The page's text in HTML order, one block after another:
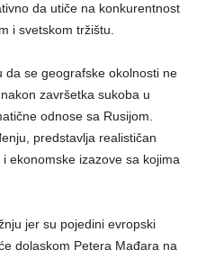
da utiče na konkurentnost
i svetskom tržištu.
da se geografske okolnosti ne
završetka sukoba u
odnose sa Rusijom.
predstavlja realističan
ekonomske izazove sa kojima
jer su pojedini evropski
dolaskom Petera Mađara na